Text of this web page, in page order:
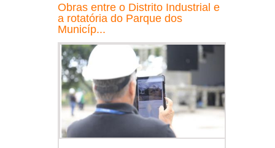
Obras entre o Distrito Industrial e
a rotatória do Parque dos
Municíp...